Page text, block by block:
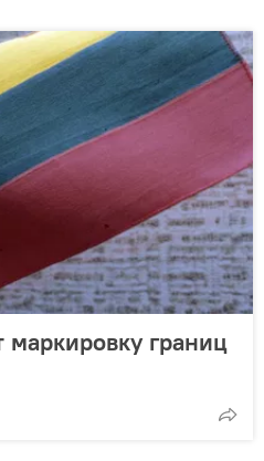
маркировку границ